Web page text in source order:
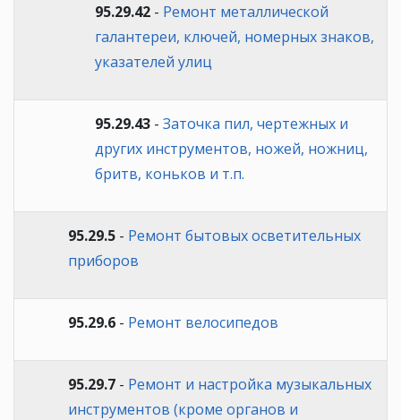
95.29.42 - Ремонт металлической
галантереи, ключей, номерных знаков,
указателей улиц
95.29.43 - Заточка пил, чертежных и
других инструментов, ножей, ножниц,
бритв, коньков и т.п.
95.29.5 - Ремонт бытовых осветительных
приборов
95.29.6 - Ремонт велосипедов
95.29.7 - Ремонт и настройка музыкальных
инструментов (кроме органов и